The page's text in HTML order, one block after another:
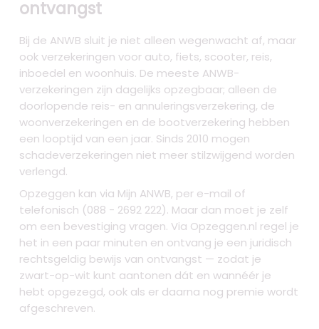
ontvangst
Bij de ANWB sluit je niet alleen wegenwacht af, maar
ook verzekeringen voor auto, fiets, scooter, reis,
inboedel en woonhuis. De meeste ANWB-
verzekeringen zijn dagelijks opzegbaar; alleen de
doorlopende reis- en annuleringsverzekering, de
woonverzekeringen en de bootverzekering hebben
een looptijd van een jaar. Sinds 2010 mogen
schadeverzekeringen niet meer stilzwijgend worden
verlengd.
Opzeggen kan via Mijn ANWB, per e-mail of
telefonisch (088 - 2692 222). Maar dan moet je zelf
om een bevestiging vragen. Via Opzeggen.nl regel je
het in een paar minuten en ontvang je een juridisch
rechtsgeldig bewijs van ontvangst — zodat je
zwart-op-wit kunt aantonen dát en wannéér je
hebt opgezegd, ook als er daarna nog premie wordt
afgeschreven.